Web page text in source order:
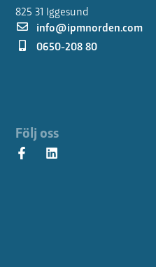
825 31 Iggesund
info@ipmnorden.com
0650-208 80
Följ oss